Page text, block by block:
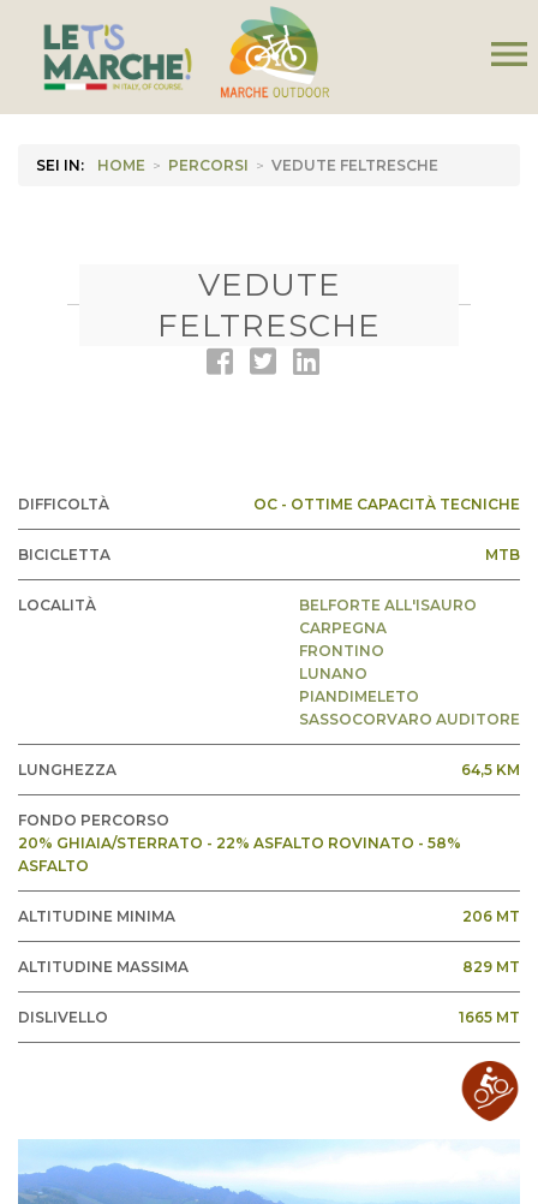
menu
SEI IN: HOME > PERCORSI > VEDUTE FELTRESCHE
VEDUTE
FELTRESCHE
DIFFICOLTÀ OC - OTTIME CAPACITÀ TECNICHE
BICICLETTA MTB
LOCALITÀ
BELFORTE ALL'ISAURO
CARPEGNA
FRONTINO
LUNANO
PIANDIMELETO
SASSOCORVARO AUDITORE
LUNGHEZZA 64,5 KM
FONDO PERCORSO
20% GHIAIA/STERRATO - 22% ASFALTO ROVINATO - 58%
ASFALTO
ALTITUDINE MINIMA 206 MT
ALTITUDINE MASSIMA 829 MT
DISLIVELLO 1665 MT